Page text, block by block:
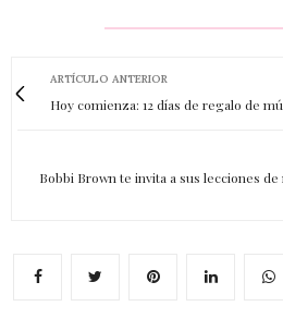
ARTÍCULO ANTERIOR
Hoy comienza: 12 días de regalo de
Bobbi Brown te invita a sus lecciones